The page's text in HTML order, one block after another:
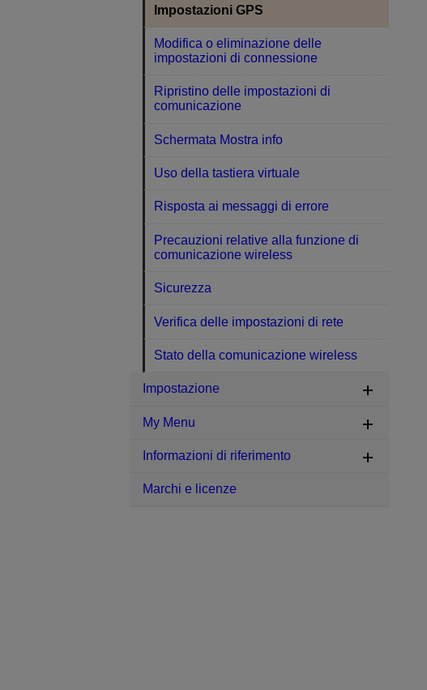
Impostazioni GPS
Modifica o eliminazione delle
impostazioni di connessione
Ripristino delle impostazioni di
comunicazione
Schermata Mostra info
Uso della tastiera virtuale
Risposta ai messaggi di errore
Precauzioni relative alla funzione di
comunicazione wireless
Sicurezza
Verifica delle impostazioni di rete
Stato della comunicazione wireless
Impostazione
My Menu
Informazioni di riferimento
Marchi e licenze